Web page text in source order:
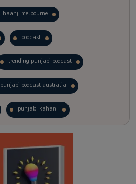
haanji melbourne
podcast
trending punjabi podcast
punjabi podcast australia
punjabi kahani
punjabi story